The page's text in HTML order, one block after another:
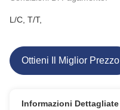
L/C, T/T,
Ottieni Il Miglior Prezzo
Informazioni Dettagliate